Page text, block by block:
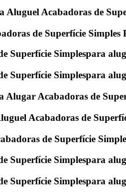
Aluguel Acabadoras de
de Superfície Simples
Superfície Simplespara
Superfície Simplespara
Alugar Acabadoras de
Acabadoras de
de Superfície
Superfície Simplespara
Superfície Simplespara